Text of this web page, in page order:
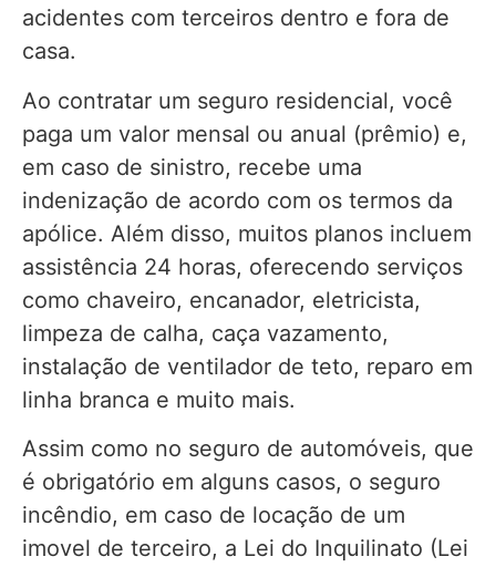
acidentes com terceiros dentro e fora de
casa.
Ao contratar um seguro residencial, você
paga um valor mensal ou anual (prêmio) e,
em caso de sinistro, recebe uma
indenização de acordo com os termos da
apólice. Além disso, muitos planos incluem
assistência 24 horas, oferecendo serviços
como chaveiro, encanador, eletricista,
limpeza de calha, caça vazamento,
instalação de ventilador de teto, reparo em
linha branca e muito mais.
Assim como no seguro de automóveis, que
é obrigatório em alguns casos, o seguro
incêndio, em caso de locação de um
imovel de terceiro, a Lei do Inquilinato (Lei